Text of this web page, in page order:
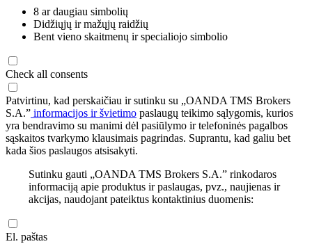
8 ar daugiau simbolių
Didžiųjų ir mažųjų raidžių
Bent vieno skaitmenų ir specialiojo simbolio
Check all consents
Patvirtinu, kad perskaičiau ir sutinku su „OANDA TMS Brokers
S.A.” informacijos ir švietimo paslaugų teikimo sąlygomis, kurios
yra bendravimo su manimi dėl pasiūlymo ir telefoninės pagalbos
sąskaitos tvarkymo klausimais pagrindas. Suprantu, kad galiu bet
kada šios paslaugos atsisakyti.
Sutinku gauti „OANDA TMS Brokers S.A.” rinkodaros
informaciją apie produktus ir paslaugas, pvz., naujienas ir
akcijas, naudojant pateiktus kontaktinius duomenis:
El. paštas